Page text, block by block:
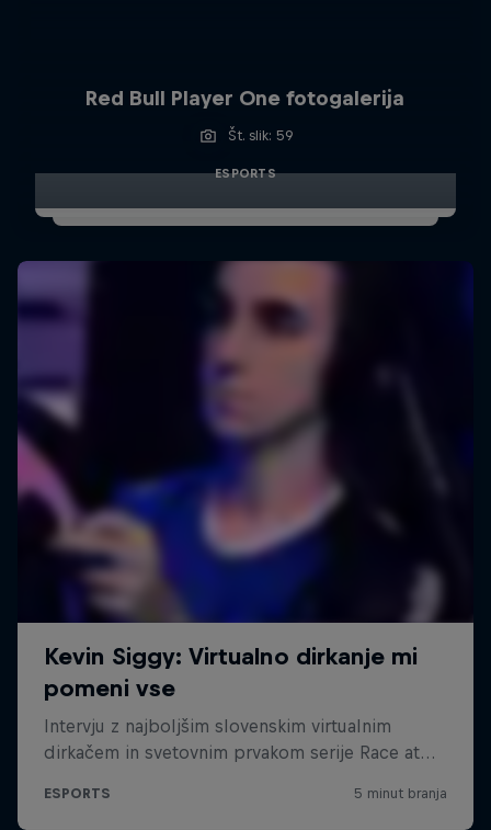
Red Bull Player One fotogalerija
Št. slik: 59
ESPORTS